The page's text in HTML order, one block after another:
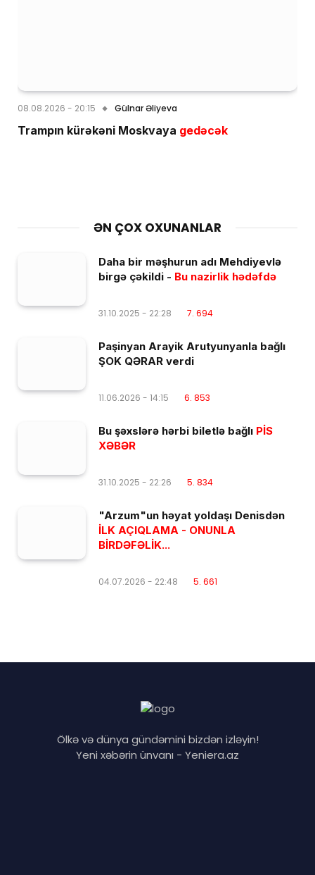
08.08.2026 - 20:15 Gülnar Əliyeva
Trampın kürəkəni Moskvaya gedəcək
ƏN ÇOX OXUNANLAR
Daha bir məşhurun adı Mehdiyevlə
birgə çəkildi - Bu nazirlik hədəfdə
31.10.2025 - 22:28 7. 694
Paşinyan Arayik Arutyunyanla bağlı
ŞOK QƏRAR verdi
11.06.2026 - 14:15 6. 853
Bu şəxslərə hərbi biletlə bağlı PİS
XƏBƏR
31.10.2025 - 22:26 5. 834
"Arzum"un həyat yoldaşı Denisdən
İLK AÇIQLAMA - ONUNLA
BİRDƏFƏLİK...
04.07.2026 - 22:48 5. 661
Ölkə və dünya gündəmini bizdən izləyin!
Yeni xəbərin ünvanı - Yeniera.az